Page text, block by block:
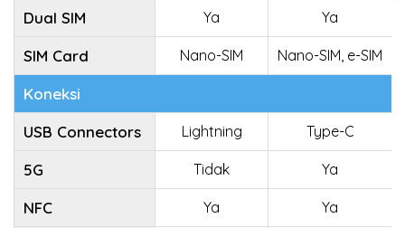
Dual SIM
Ya Ya
SIM Card Nano-SIM Nano-SIM, e-SIM
Koneksi
USB Connectors
Lightning Type-C
5G Tidak Ya
NFC Ya Ya